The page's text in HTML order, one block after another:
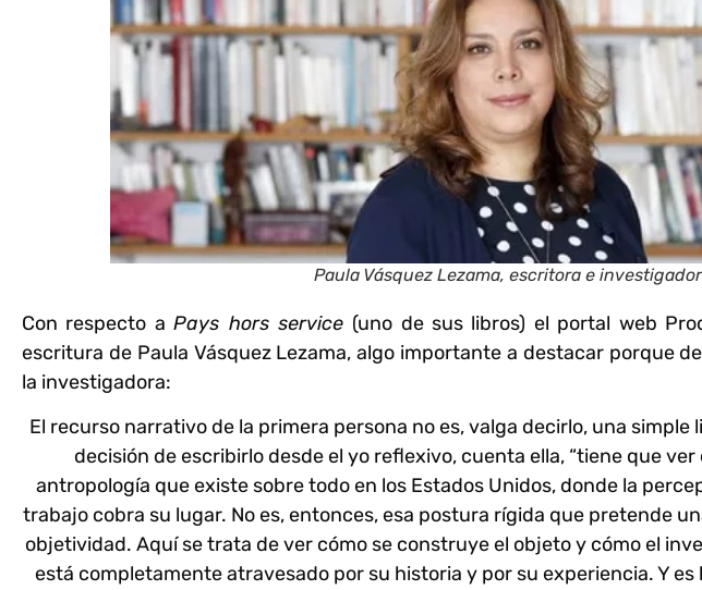
Paula Vásquez Lezama, escritora e
Con respecto aPays hors service (uno de sus libros) el portal web
escritura de Paula Vásquez Lezama, algo importante a destacar porque
la investigadora:
El recurso narrativo de la primera persona no es, valga decirlo, una simple
decisión de escribirlo desde el yo reflexivo, cuenta ella, “tiene que
antropología que existe sobre todo en los Estados Unidos, donde la
trabajo cobra su lugar. No es, entonces, esa postura rígida que pretende
objetividad. Aquí se trata de ver cómo se construye el objeto y cómo el
está completamente atravesado por su historia y por su experiencia. Y